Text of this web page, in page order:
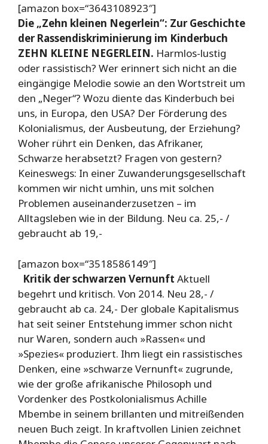
[amazon box=“3643108923″]
Die „Zehn kleinen Negerlein“: Zur Geschichte
der Rassendiskriminierung im Kinderbuch
ZEHN KLEINE NEGERLEIN. Harmlos-lustig
oder rassistisch? Wer erinnert sich nicht an die
eingängige Melodie sowie an den Wortstreit um
den „Neger“? Wozu diente das Kinderbuch bei
uns, in Europa, den USA? Der Förderung des
Kolonialismus, der Ausbeutung, der Erziehung?
Woher rührt ein Denken, das Afrikaner,
Schwarze herabsetzt? Fragen von gestern?
Keineswegs: In einer Zuwanderungsgesellschaft
kommen wir nicht umhin, uns mit solchen
Problemen auseinanderzusetzen – im
Alltagsleben wie in der Bildung. Neu ca. 25,- /
gebraucht ab 19,-
[amazon box=“3518586149″]
Kritik der schwarzen Vernunft Aktuell
begehrt und kritisch. Von 2014. Neu 28,- /
gebraucht ab ca. 24,- Der globale Kapitalismus
hat seit seiner Entstehung immer schon nicht
nur Waren, sondern auch »Rassen« und
»Spezies« produziert. Ihm liegt ein rassistisches
Denken, eine »schwarze Vernunft« zugrunde,
wie der große afrikanische Philosoph und
Vordenker des Postkolonialismus Achille
Mbembe in seinem brillanten und mitreißenden
neuen Buch zeigt. In kraftvollen Linien zeichnet